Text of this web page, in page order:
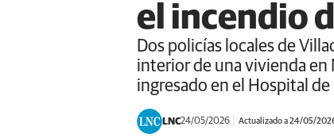
el incendio
Dos policías locales de
interior de una vivienda en
ingresado en el Hospital de
LNC24/05/2026 Actualizado a 24/05/